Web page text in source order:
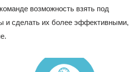
возможность взять под
и сделать их более эффективными,